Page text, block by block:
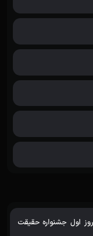
اول جشنواره حقیقت